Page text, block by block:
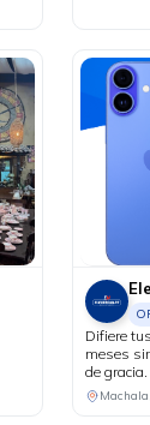
Difiere
meses
de gracia.